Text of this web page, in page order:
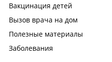
Вакцинация детей
Вызов врача на дом
Полезные материалы
Заболевания